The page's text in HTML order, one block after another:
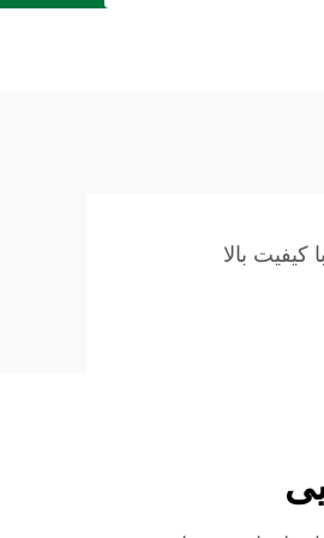
کیفیت بالا